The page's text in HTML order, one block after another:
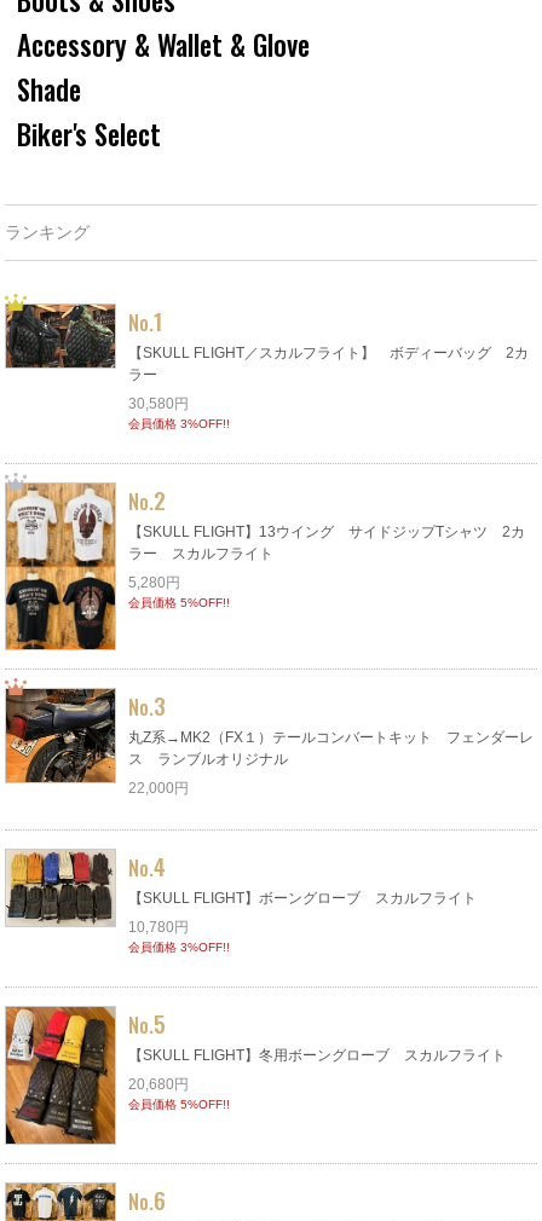
Accessory & Wallet & Glove
Shade
Biker's Select
ランキング
No.1
【SKULL FLIGHT／スカルフライト】 ボディーバッグ 2カ
ラー
30,580円
会員価格 3%OFF!!
No.2
【SKULL FLIGHT】13ウイング サイドジップTシャツ 2カ
ラー スカルフライト
5,280円
会員価格 5%OFF!!
No.3
丸Z系→MK2（FX１）テールコンバートキット フェンダーレ
ス ランブルオリジナル
22,000円
No.4
【SKULL FLIGHT】ボーングローブ スカルフライト
10,780円
会員価格 3%OFF!!
No.5
【SKULL FLIGHT】冬用ボーングローブ スカルフライト
20,680円
会員価格 5%OFF!!
No.6